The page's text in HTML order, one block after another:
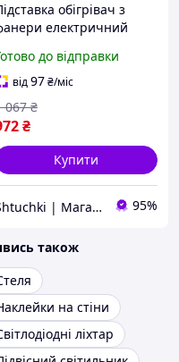
обігрівач з
електричний
до відправки
від97₴/міс
₴
067 ₴
Купити
Shtuchki | Магазин корисних штучок 95%
також
на стіни
ліхтар